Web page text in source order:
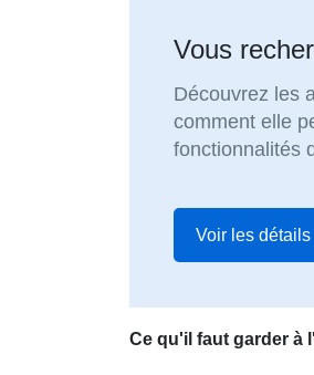
Vous
Découvrez les
comment elle
fonctionnalités
Voir les détails
Ce qu'il faut garder à